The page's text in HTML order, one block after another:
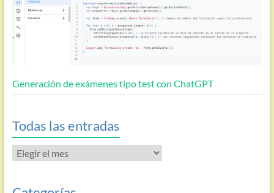
Generación de exámenes tipo test con ChatGPT
Todas las entradas
Todas
las